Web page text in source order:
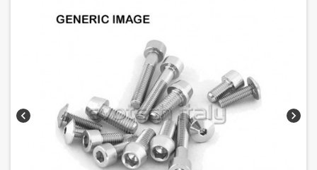
chevron_left chevron_right